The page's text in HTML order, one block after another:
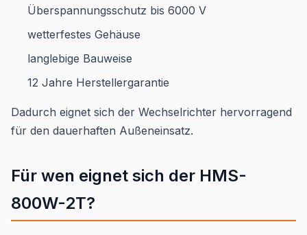
Überspannungsschutz bis 6000 V
wetterfestes Gehäuse
langlebige Bauweise
12 Jahre Herstellergarantie
Dadurch eignet sich der Wechselrichter hervorragend
für den dauerhaften Außeneinsatz.
Für wen eignet sich der HMS-
800W-2T?